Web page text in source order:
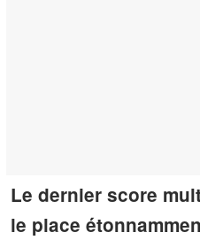
Le dernier score
le place